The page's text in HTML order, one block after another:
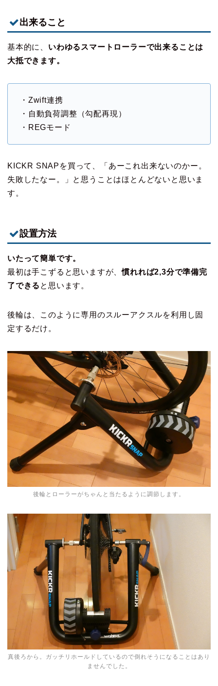
出来ること
基本的に、 いわゆるスマートローラーで出来ることは
大抵できます。
・Zwift連携
・自動負荷調整（勾配再現）
・REGモード
KICKR SNAPを買って、「あーこれ出来ないのかー。
失敗したなー。」と思うことはほとんどないと思いま
す。
設置方法
いたって簡単です。
最初は手こずると思いますが、慣れれば2,3分で準備完
了できる と思います。
後輪は、このように専用のスルーアクスルを利用し固
定するだけ。
後輪とローラーがちゃんと当たるように調節します。
真後ろから。ガッチリホールドしているので倒れそうになることはあり
ませんでした。